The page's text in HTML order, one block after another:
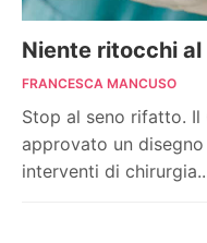
Niente ritocchi al
FRANCESCA MANCUSO
Stop al seno rifatto.
approvato un
interventi di